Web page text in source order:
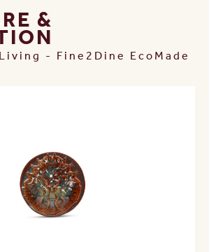
&
- Fine2Dine EcoMade